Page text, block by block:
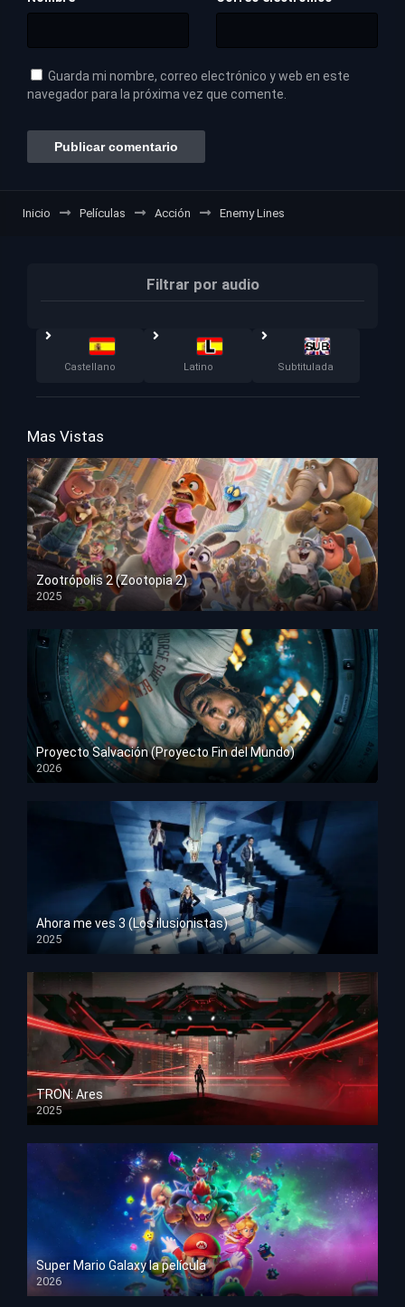
Guarda mi nombre, correo electrónico y web en este
navegador para la próxima vez que comente.
Inicio Películas Acción Enemy Lines
Filtrar por audio
Castellano Latino Subtitulada
Mas Vistas
Zootrópolis 2 (Zootopia 2)
2025
HD 1080p
Proyecto Salvación (Proyecto Fin del Mundo)
2026
HD 1080p
Ahora me ves 3 (Los ilusionistas)
2025
HD 1080p
TRON: Ares
2025
HD 1080p
Super Mario Galaxy la película
2026
HD 1080p